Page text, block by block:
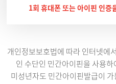
1회 휴대폰 또는 아이핀 인증
개인정보보호법에 따라 인터넷에
인 수단인 민간아이핀을 사용
미성년자도 민간아이핀발급이